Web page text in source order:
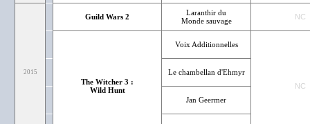
2015
Guild Wars 2
Laranthir du
Monde sauvage
NC
The Witcher 3 :
Wild Hunt
Voix Additionnelles
NC
Le chambellan d'Ehmyr
Jan Geermer